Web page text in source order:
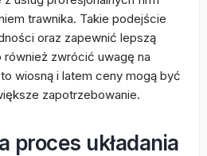
trawnika. Takie podejście
oraz zapewnić lepszą
również zwrócić uwagę na
wiosną i latem ceny mogą być
zapotrzebowanie.
proces układania